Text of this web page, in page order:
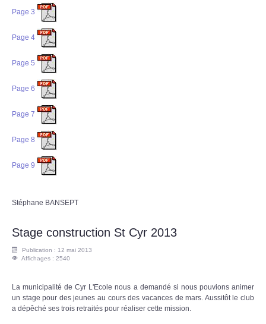
Page 3
Page 4
Page 5
Page 6
Page 7
Page 8
Page 9
Stéphane BANSEPT
Stage construction St Cyr 2013
Publication : 12 mai 2013
Affichages : 2540
La municipalité de Cyr L'Ecole nous a demandé si nous pouvions animer
un stage pour des jeunes au cours des vacances de mars. Aussitôt le club
a dépêché ses trois retraités pour réaliser cette mission.